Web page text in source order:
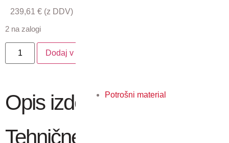
Potrošni material
239,61 € (z DDV)
2 na zalogi
Dodaj v košarico
Opis izdelka
Tehnične lastnosti